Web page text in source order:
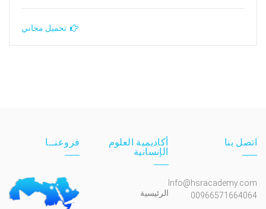
تحميل مجاني
اتصل بنا
Info@hsracademy.com
00966571664064
أكاديمية العلوم
الإنسانية
الرئيسية
فروعنــا